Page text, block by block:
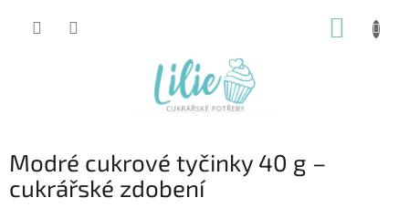
Modré cukrové tyčinky 40 g –
cukrářské zdobení